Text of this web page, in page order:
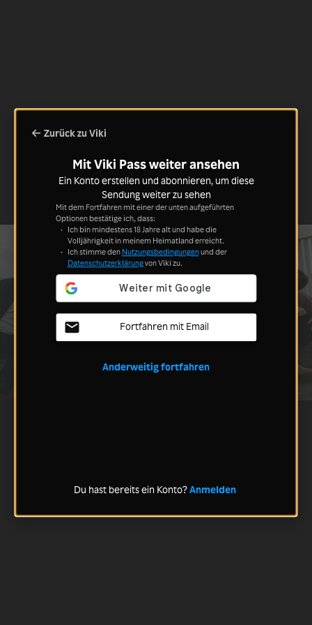
Zurück zu Viki
Mit Viki Pass weiter ansehen
Ein Konto erstellen und abonnieren, um diese
Sendung weiter zu sehen
Mit dem Fortfahren mit einer der unten aufgeführten
Optionen bestätige ich, dass:
Ich bin mindestens 18 Jahre alt und habe die
Volljährigkeit in meinem Heimatland erreicht.
Ich stimme den Nutzungsbedingungenund der
Datenschutzerklärungvon Viki zu.
Fortfahren mit Email
Anderweitig fortfahren
Du hast bereits ein Konto?Anmelden